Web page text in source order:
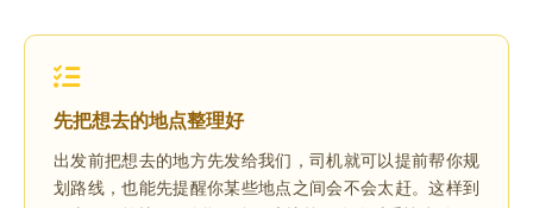
先把想去的地点整理好
出发前把想去的地方先发给我们，司机就可以提前帮你规
划路线，也能先提醒你某些地点之间会不会太赶。这样到